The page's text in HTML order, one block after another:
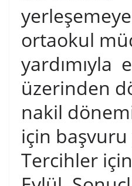
ortaokul
yardımıyla
üzerinden
nakil
için
Tercihler